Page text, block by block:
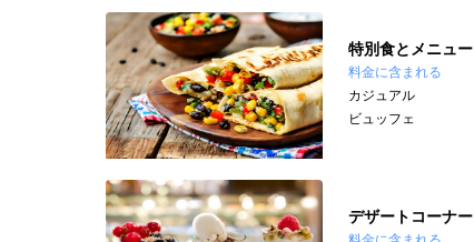
特別食とメニュー
料金に含まれる
カジュアル
ビュッフェ
デザートコーナー